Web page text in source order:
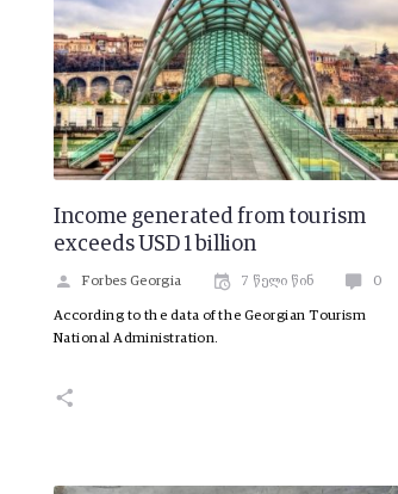
Income generated from tourism
exceeds USD 1 billion
Forbes Georgia 7 წელი წინ 0
According to the data of the Georgian Tourism
National Administration.